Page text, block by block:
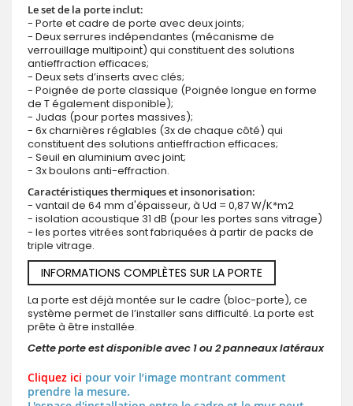
Le set de la porte inclut:
- Porte et cadre de porte avec deux joints;
- Deux serrures indépendantes (mécanisme de
verrouillage multipoint) qui constituent des solutions
antieffraction efficaces;
- Deux sets d’inserts avec clés;
- Poignée de porte classique (Poignée longue en forme
de T également disponible);
- Judas (pour portes massives);
- 6x charnières réglables (3x de chaque côté) qui
constituent des solutions antieffraction efficaces;
- Seuil en aluminium avec joint;
- 3x boulons anti-effraction.
Caractéristiques thermiques et insonorisation:
- vantail de 64 mm d'épaisseur, à Ud = 0,87 W/K*m2
- isolation acoustique 31 dB (pour les portes sans vitrage)
- les portes vitrées sont fabriquées à partir de packs de
triple vitrage.
INFORMATIONS COMPLÈTES SUR LA PORTE
La porte est déjà montée sur le cadre (bloc-porte), ce
système permet de l’installer sans difficulté. La porte est
prête à être installée.
Cette porte est disponible avec 1 ou 2 panneaux latéraux
Cliquez ici pour voir l’image montrant comment
prendre la mesure.